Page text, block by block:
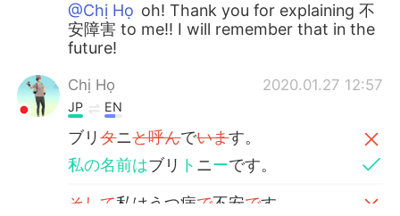
@Chị Họ oh! Thank you for explaining 不
安障害 to me!! I will remember that in the
future!
Chị Họ 2020.01.27 12:57
JP EN
ブリタニと呼んでいます。
私の名前はブリ ト ニーです。
そして私はうつ病で不安です。